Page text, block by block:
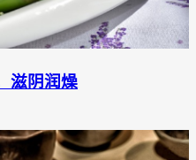
滋阴润燥